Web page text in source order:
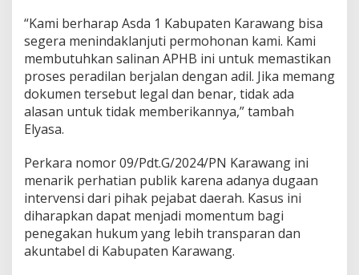
“Kami berharap Asda 1 Kabupaten Karawang bisa
segera menindaklanjuti permohonan kami. Kami
membutuhkan salinan APHB ini untuk memastikan
proses peradilan berjalan dengan adil. Jika memang
dokumen tersebut legal dan benar, tidak ada
alasan untuk tidak memberikannya,” tambah
Elyasa.
Perkara nomor 09/Pdt.G/2024/PN Karawang ini
menarik perhatian publik karena adanya dugaan
intervensi dari pihak pejabat daerah. Kasus ini
diharapkan dapat menjadi momentum bagi
penegakan hukum yang lebih transparan dan
akuntabel di Kabupaten Karawang.